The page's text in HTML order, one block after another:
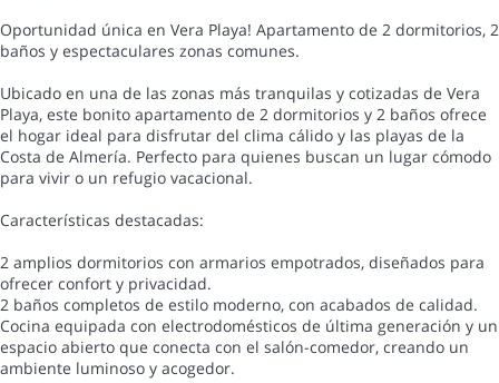
Oportunidad única en Vera Playa! Apartamento de 2 dormitorios, 2
baños y espectaculares zonas comunes.
Ubicado en una de las zonas más tranquilas y cotizadas de Vera
Playa, este bonito apartamento de 2 dormitorios y 2 baños ofrece
el hogar ideal para disfrutar del clima cálido y las playas de la
Costa de Almería. Perfecto para quienes buscan un lugar cómodo
para vivir o un refugio vacacional.
Características destacadas:
2 amplios dormitorios con armarios empotrados, diseñados para
ofrecer confort y privacidad.
2 baños completos de estilo moderno, con acabados de calidad.
Cocina equipada con electrodomésticos de última generación y un
espacio abierto que conecta con el salón-comedor, creando un
ambiente luminoso y acogedor.